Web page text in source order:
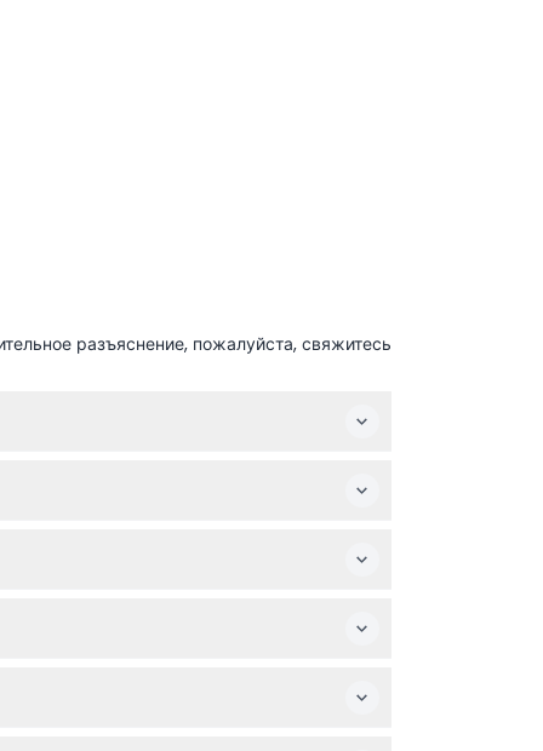
разъяснение, пожалуйста, свяжитесь